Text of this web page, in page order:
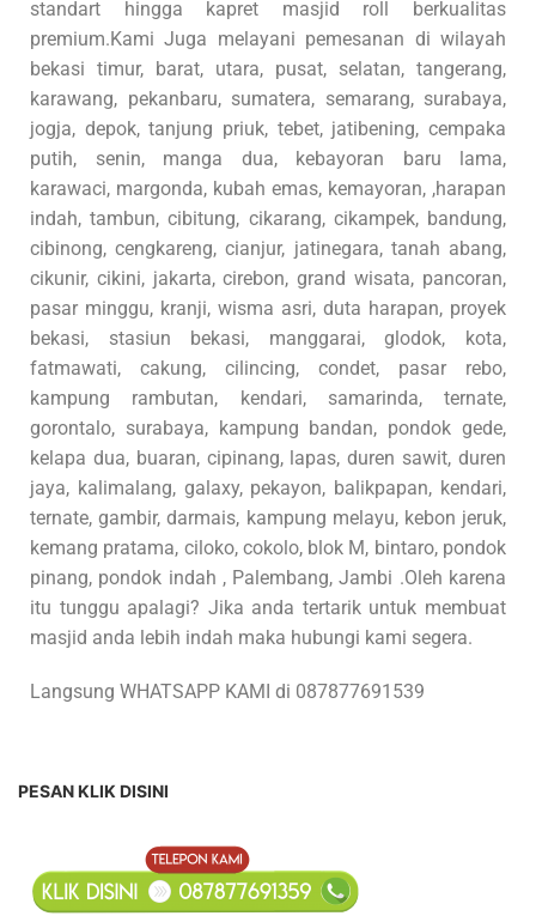
standart hingga kapret masjid roll berkualitas
premium.Kami Juga melayani pemesanan di wilayah
bekasi timur, barat, utara, pusat, selatan, tangerang,
karawang, pekanbaru, sumatera, semarang, surabaya,
jogja, depok, tanjung priuk, tebet, jatibening, cempaka
putih, senin, manga dua, kebayoran baru lama,
karawaci, margonda, kubah emas, kemayoran, ,harapan
indah, tambun, cibitung, cikarang, cikampek, bandung,
cibinong, cengkareng, cianjur, jatinegara, tanah abang,
cikunir, cikini, jakarta, cirebon, grand wisata, pancoran,
pasar minggu, kranji, wisma asri, duta harapan, proyek
bekasi, stasiun bekasi, manggarai, glodok, kota,
fatmawati, cakung, cilincing, condet, pasar rebo,
kampung rambutan, kendari, samarinda, ternate,
gorontalo, surabaya, kampung bandan, pondok gede,
kelapa dua, buaran, cipinang, lapas, duren sawit, duren
jaya, kalimalang, galaxy, pekayon, balikpapan, kendari,
ternate, gambir, darmais, kampung melayu, kebon jeruk,
kemang pratama, ciloko, cokolo, blok M, bintaro, pondok
pinang, pondok indah , Palembang, Jambi .Oleh karena
itu tunggu apalagi? Jika anda tertarik untuk membuat
masjid anda lebih indah maka hubungi kami segera.
Langsung WHATSAPP KAMI di 087877691539
PESAN KLIK DISINI